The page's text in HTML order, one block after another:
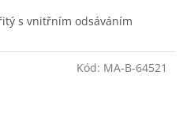
s vnitřním odsáváním
Kód: MA-B-64521